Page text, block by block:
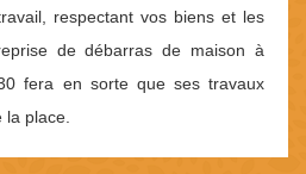
respectant vos biens et les
de débarras de maison à
fera en sorte que ses travaux
place.